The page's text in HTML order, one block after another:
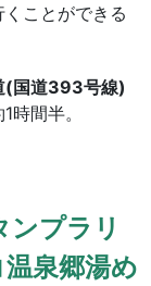
ことができる
(国道393号線)
時間半。
ンプラリ
泉郷湯め